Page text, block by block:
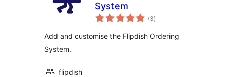
System
(3celkové
hodnotenie
)
Add and customise the Flipdish Ordering
System.
flipdish